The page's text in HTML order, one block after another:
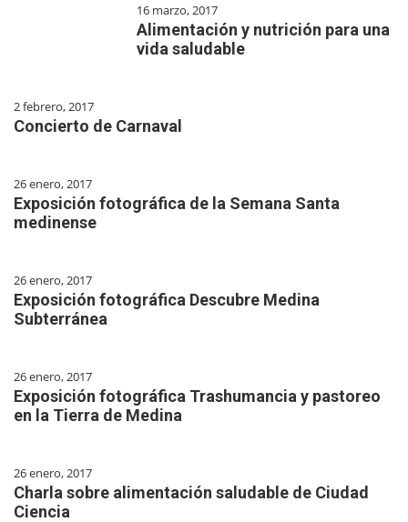
16 marzo, 2017
Alimentación y nutrición para una
vida saludable
2 febrero, 2017
Concierto de Carnaval
26 enero, 2017
Exposición fotográfica de la Semana Santa
medinense
26 enero, 2017
Exposición fotográfica Descubre Medina
Subterránea
26 enero, 2017
Exposición fotográfica Trashumancia y pastoreo
en la Tierra de Medina
26 enero, 2017
Charla sobre alimentación saludable de Ciudad
Ciencia